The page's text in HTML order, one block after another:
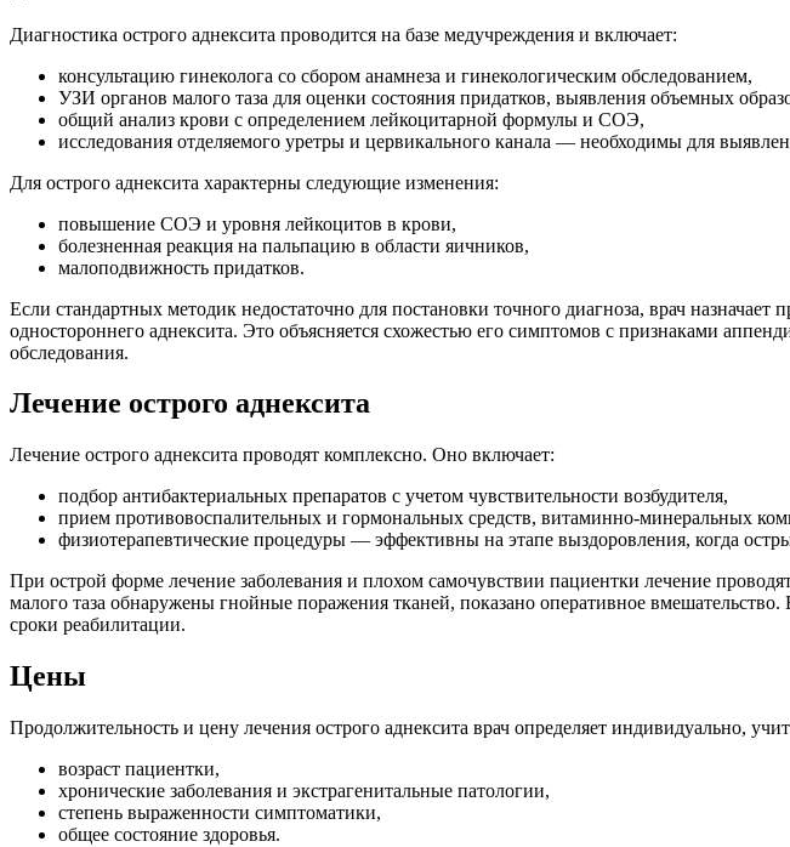
Диагностика острого аднексита проводится на базе медучреждения и включает:
консультацию гинеколога со сбором анамнеза и гинекологическим обследованием,
УЗИ органов малого таза для оценки состояния придатков, выявления объемных
общий анализ крови с определением лейкоцитарной формулы и СОЭ,
исследования отделяемого уретры и цервикального канала — необходимы для
Для острого аднексита характерны следующие изменения:
овышение СОЭ и уровня лейкоцитов в крови,
олезненная реакция на пальпацию в области яичников,
малоподвижность придатков.
Если стандартных методик недостаточно для постановки точного диагноза, врач
одностороннего аднексита. Это объясняется схожестью его симптомов с признаками
обследования.
Лечение острого аднексита
Лечение острого аднексита проводят комплексно. Оно включает:
одбор антибактериальных препаратов с учетом чувствительности возбудителя,
рием противовоспалительных и гормональных средств, витаминно-минеральных
физиотерапевтические процедуры — эффективны на этапе выздоровления, когда
При острой форме лечение заболевания и плохом самочувствии пациентки лечение
малого таза обнаружены гнойные поражения тканей, показано оперативное
сроки реабилитации.
Цены
Продолжительность и цену лечения острого аднексита врач определяет индивидуально,
озраст пациентки,
хронические заболевания и экстрагенитальные патологии,
степень выраженности симптоматики,
общее состояние здоровья.